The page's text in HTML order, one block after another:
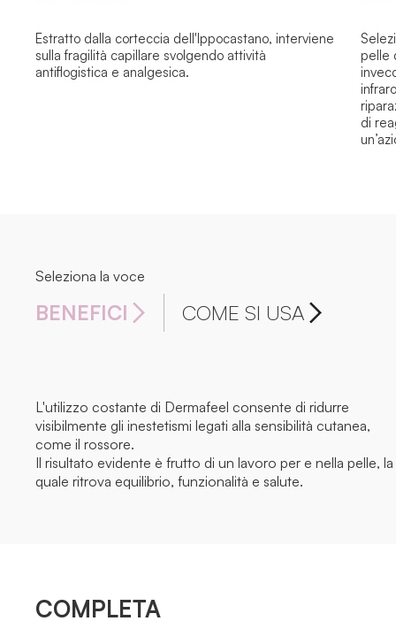
Estratto dalla corteccia dell'Ippocastano, interviene
sulla fragilità capillare svolgendo attività
antiflogistica e analgesica.
pelle
di
Seleziona la voce
BENEFICI COME SI USA
L'utilizzo costante di Dermafeel consente di ridurre
visibilmente gli inestetismi legati alla sensibilità cutanea,
come il rossore.
Il risultato evidente è frutto di un lavoro per e nella pelle, la
quale ritrova equilibrio, funzionalità e salute.
COMPLETA